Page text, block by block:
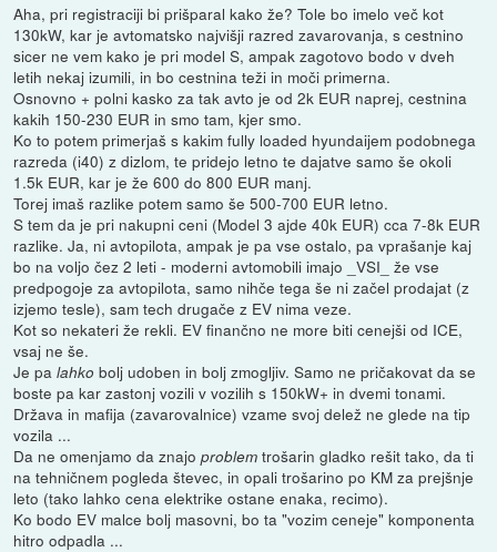
Aha, pri registraciji bi prišparal kako že? Tole bo imelo več kot
130kW, kar je avtomatsko najvišji razred zavarovanja, s cestnino
sicer ne vem kako je pri model S, ampak zagotovo bodo v dveh
letih nekaj izumili, in bo cestnina teži in moči primerna.
Osnovno + polni kasko za tak avto je od 2k EUR naprej, cestnina
kakih 150-230 EUR in smo tam, kjer smo.
Ko to potem primerjaš s kakim fully loaded hyundaijem podobnega
razreda (i40) z dizlom, te pridejo letno te dajatve samo še okoli
1.5k EUR, kar je že 600 do 800 EUR manj.
Torej imaš razlike potem samo še 500-700 EUR letno.
S tem da je pri nakupni ceni (Model 3 ajde 40k EUR) cca 7-8k EUR
razlike. Ja, ni avtopilota, ampak je pa vse ostalo, pa vprašanje kaj
bo na voljo čez 2 leti - moderni avtomobili imajo _VSI_ že vse
predpogoje za avtopilota, samo nihče tega še ni začel prodajat (z
izjemo tesle), sam tech drugače z EV nima veze.
Kot so nekateri že rekli. EV finančno ne more biti cenejši od ICE,
vsaj ne še.
Je palahko bolj udoben in bolj zmogljiv. Samo ne pričakovat da se
boste pa kar zastonj vozili v vozilih s 150kW+ in dvemi tonami.
Država in mafija (zavarovalnice) vzame svoj delež ne glede na tip
vozila ...
Da ne omenjamo da znajoproblem trošarin gladko rešit tako, da ti
na tehničnem pogleda števec, in opali trošarino po KM za prejšnje
leto (tako lahko cena elektrike ostane enaka, recimo).
Ko bodo EV malce bolj masovni, bo ta "vozim ceneje" komponenta
hitro odpadla ...